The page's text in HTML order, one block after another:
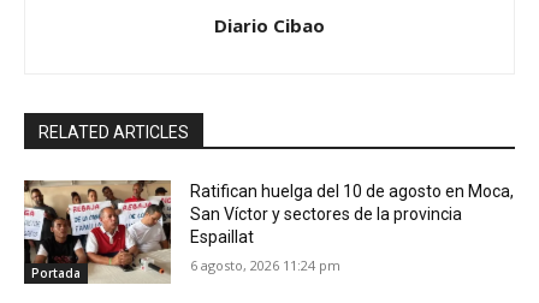
Diario Cibao
RELATED ARTICLES
Portada
Ratifican huelga del 10 de agosto en Moca,
San Víctor y sectores de la provincia
Espaillat
6 agosto, 2026 11:24 pm